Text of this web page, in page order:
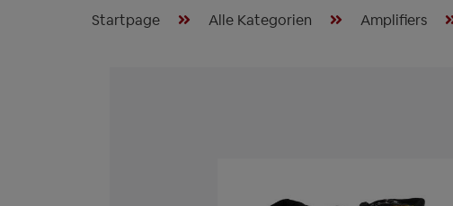
Startpage Alle Kategorien Amplifiers